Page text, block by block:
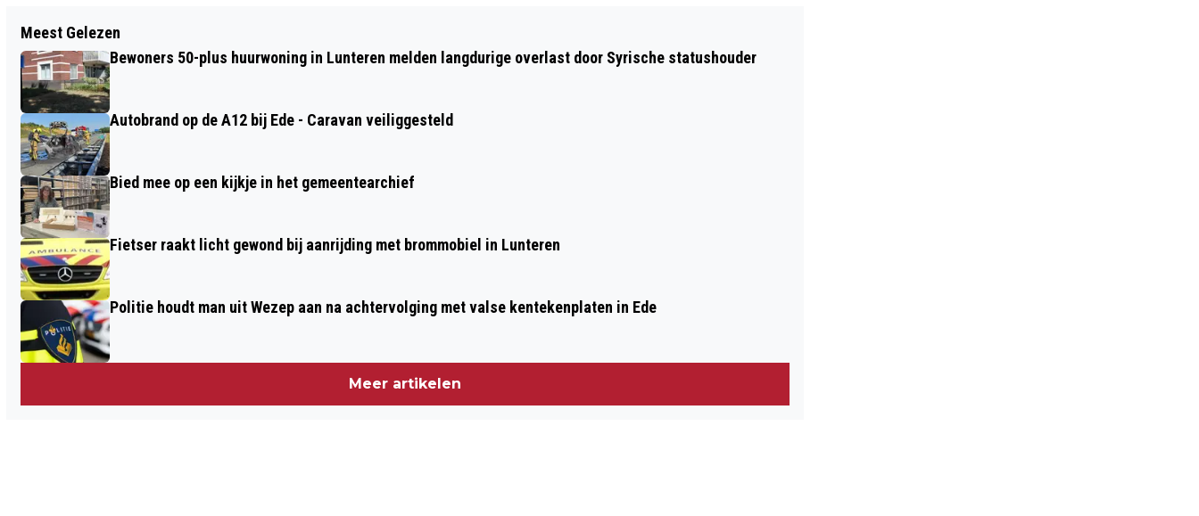
BRAND IN SCHOORSTEEN WONING
BARNEVELD
TWEEVV EDE
Meest Gelezen
Bewoners 50-plus huurwoning in Lunteren melden langdurige overlast door Syrische statushouder
Autobrand op de A12 bij Ede - Caravan veiliggesteld
Bied mee op een kijkje in het gemeentearchief
Fietser raakt licht gewond bij aanrijding met brommobiel in Lunteren
Politie houdt man uit Wezep aan na achtervolging met valse kentekenplaten in Ede
Meer artikelen